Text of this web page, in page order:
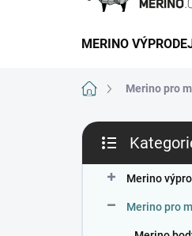
MERINO
Domů Merino pro
P
s
kategorie
Merino
Merino pro